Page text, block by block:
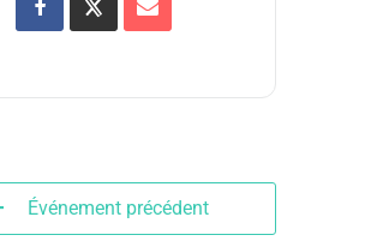
Événement précédent